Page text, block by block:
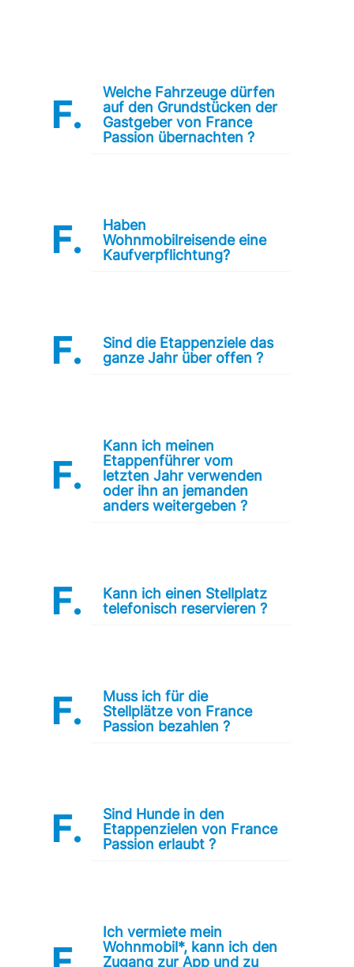
Welche Fahrzeuge dürfen
auf den Grundstücken der
Gastgeber von France
Passion übernachten ?
Haben
Wohnmobilreisende eine
Kaufverpflichtung?
Sind die Etappenziele das
ganze Jahr über offen ?
Kann ich meinen
Etappenführer vom
letzten Jahr verwenden
oder ihn an jemanden
anders weitergeben ?
Kann ich einen Stellplatz
telefonisch reservieren ?
Muss ich für die
Stellplätze von France
Passion bezahlen ?
Sind Hunde in den
Etappenzielen von France
Passion erlaubt ?
Ich vermiete mein
Wohnmobil*, kann ich den
Zugang zur App und zu